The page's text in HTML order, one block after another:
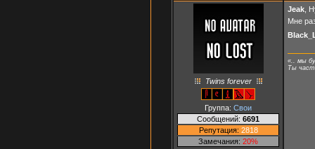
Twins forever
Группа: Свои
Сообщений: 6691
Репутация: 2818
Замечания: 20%
Jeak ,
Мне
«.. мы
Ты